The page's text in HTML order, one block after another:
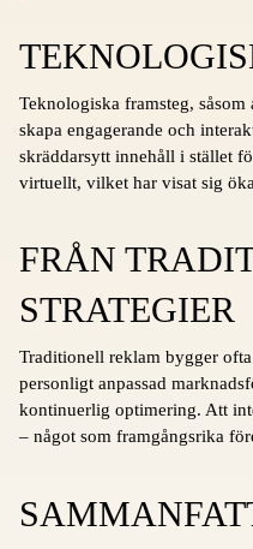
Teknologiska framsteg,
skapa engagerande och
skräddarsytt innehåll i stället
virtuellt, vilket har visat sig
FRÅN
STRATEGIER
Traditionell reklam bygger
personligt anpassad
kontinuerlig optimering. Att
– något som framgångsrika